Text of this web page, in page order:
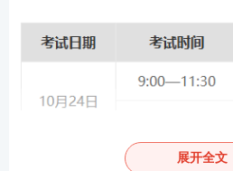
展开全文